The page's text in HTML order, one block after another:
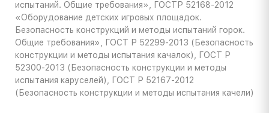
испытаний. Общие требования», ГОСТР 52168-2012
«Оборудование детских игровых площадок.
Безопасность конструкций и методы испытаний горок.
Общие требования», ГОСТ Р 52299-2013 (Безопасность
конструкции и методы испытания качалок), ГОСТ Р
52300-2013 (Безопасность конструкции и методы
испытания каруселей), ГОСТ Р 52167-2012
(Безопасность конструкции и методы испытания качели)